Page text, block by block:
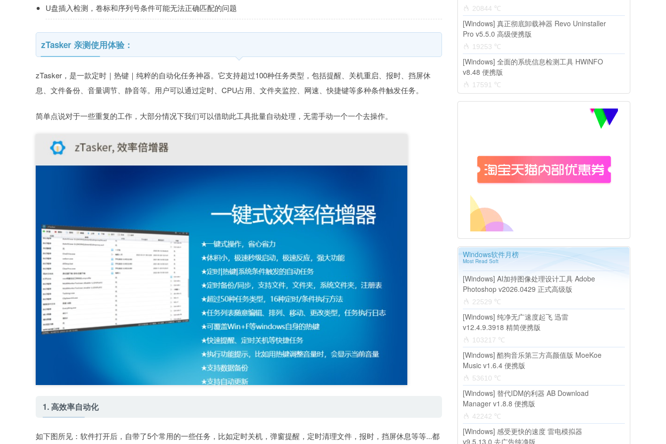
U盘插入检测，卷标和序列号条件可能无法正确匹配的问题
zTasker 亲测使用体验：
zTasker，是一款定时｜热键｜纯粹的自动化任务神器。它支持超过100种任务类型，包括提醒、关机重启、报时、挡屏休
息、文件备份、音量调节、静音等。用户可以通过定时、CPU占用、文件夹监控、网速、快捷键等多种条件触发任务。
简单点说对于一些重复的工作，大部分情况下我们可以借助此工具批量自动处理，无需手动一个一个去操作。
1. 高效率自动化
如下图所见：软件打开后，自带了5个常用的一些任务，比如定时关机，弹窗提醒，定时清理文件，报时，挡屏休息等等...都
20844 ℃
[Windows] 真正彻底卸载神器 Revo Uninstaller
Pro v5.5.0 高级便携版
19253 ℃
[Windows] 全面的系统信息检测工具 HWiNFO
v8.48 便携版
17591 ℃
Windows软件月榜
Most Read Soft
[Windows] AI加持图像处理设计工具 Adobe
Photoshop v2026.0429 正式高级版
22529 ℃
[Windows] 纯净无广速度起飞 迅雷
v12.4.9.3918 精简便携版
103217 ℃
[Windows] 酷狗音乐第三方高颜值版 MoeKoe
Music v1.6.4 便携版
53610 ℃
[Windows] 替代IDM的利器 AB Download
Manager v1.8.8 便携版
42242 ℃
[Windows] 感受更快的速度 雷电模拟器
v9.5.13.0 去广告纯净版